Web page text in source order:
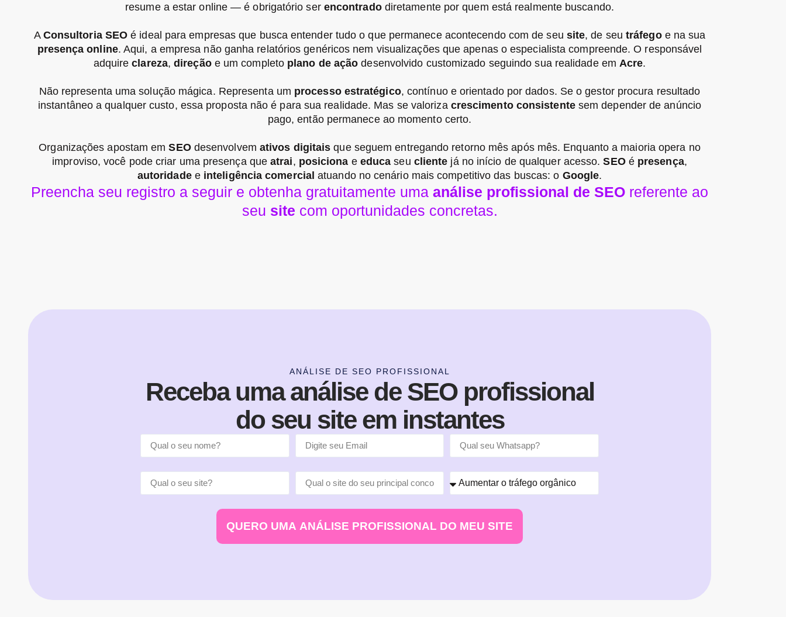
resume a estar online — é obrigatório ser encontradodiretamente por quem está realmente buscando.
A Consultoria SEO é ideal para empresas que busca entender tudo o que permanece acontecendo com de seu site, de seutráfegoe na sua
presença online. Aqui, a empresa não ganha relatórios genéricos nem visualizações que apenas o especialista compreende. O responsável
adquireclareza,direçãoe um completo plano de ação desenvolvido customizado seguindo sua realidade em Acre.
Não representa uma solução mágica. Representa um processo estratégico, contínuo e orientado por dados. Se o gestor procura resultado
instantâneo a qualquer custo, essa proposta não é para sua realidade. Mas se valoriza crescimento consistentesem depender de anúncio
pago, então permanece ao momento certo.
Organizações apostam emSEOdesenvolvem ativos digitais que seguem entregando retorno mês após mês. Enquanto a maioria opera no
improviso, você pode criar uma presença queatrai, posiciona e educa seu cliente já no início de qualquer acesso.SEOé presença,
autoridadee inteligência comercial atuando no cenário mais competitivo das buscas: o Google.
Preencha seu registro a seguir e obtenha gratuitamente uma análise profissional de SEO referente ao
seu site com oportunidades concretas.
ANÁLISE DE SEO PROFISSIONAL
Receba uma análise de SEO profissional
do seu site em instantes
QUERO UMA ANÁLISE PROFISSIONAL DO MEU SITE